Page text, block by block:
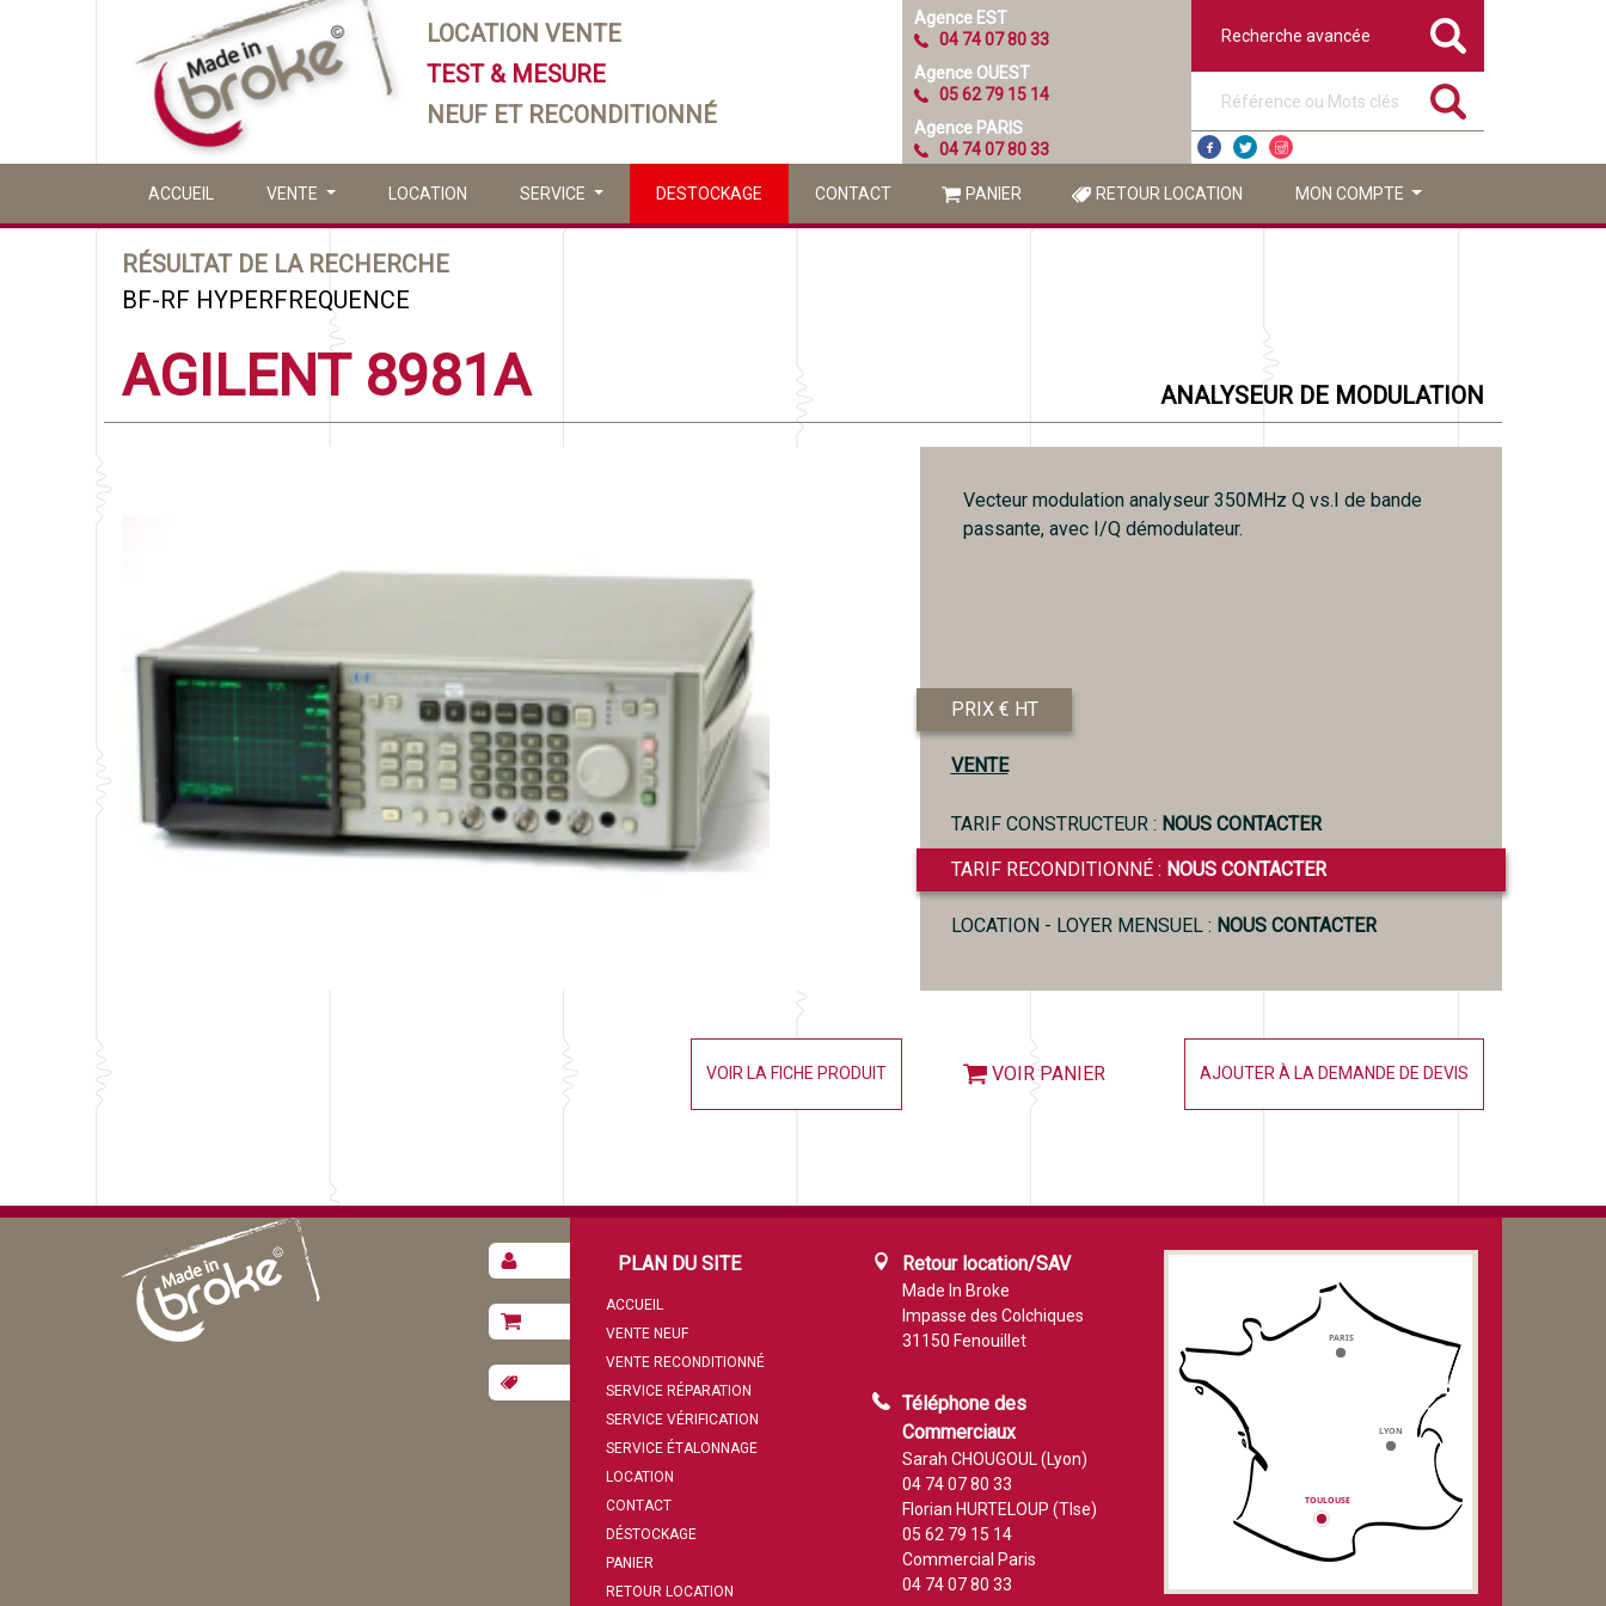
LOCATION VENTE
TEST & MESURE
NEUF ET RECONDITIONNÉ
Agence EST
04 74 07 80 33
Agence OUEST
05 62 79 15 14
Agence PARIS
04 74 07 80 33
Recherche avancée
ACCUEIL VENTE LOCATION SERVICE DESTOCKAGE CONTACT PANIER RETOUR LOCATION MON COMPTE
RÉSULTAT DE LA RECHERCHE
BF-RF HYPERFREQUENCE
AGILENT 8981A ANALYSEUR DE MODULATION
Vecteur modulation analyseur 350MHz Q vs.I de bande
passante, avec I/Q démodulateur.
PRIX € HT
VENTE
TARIF CONSTRUCTEUR : NOUS CONTACTER
TARIF RECONDITIONNÉ : NOUS CONTACTER
LOCATION - LOYER MENSUEL : NOUS CONTACTER
VOIR LA FICHE PRODUIT VOIR PANIER AJOUTER À LA DEMANDE DE DEVIS
PLAN DU SITE
ACCUEIL
VENTE NEUF
VENTE RECONDITIONNÉ
SERVICE RÉPARATION
SERVICE VÉRIFICATION
SERVICE ÉTALONNAGE
LOCATION
CONTACT
DÉSTOCKAGE
PANIER
RETOUR LOCATION
Retour location/SAV
Made In Broke
Impasse des Colchiques
31150 Fenouillet
Téléphone des
Commerciaux
Sarah CHOUGOUL (Lyon)
04 74 07 80 33
Florian HURTELOUP (Tlse)
05 62 79 15 14
Commercial Paris
04 74 07 80 33